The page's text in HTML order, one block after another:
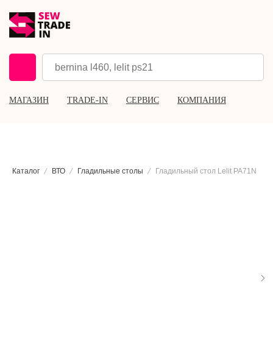
МАГАЗИН TRADE-IN СЕРВИС КОМПАНИЯ
Каталог ВТО Гладильные столы Гладильный стол Lelit PA71N